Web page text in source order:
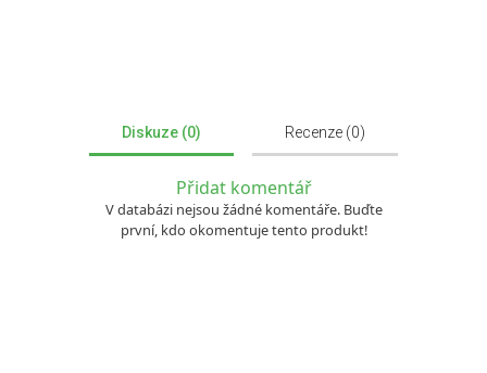
Diskuze (0) Recenze (0)
Přidat komentář
V databázi nejsou žádné komentáře. Buďte
první, kdo okomentuje tento produkt!